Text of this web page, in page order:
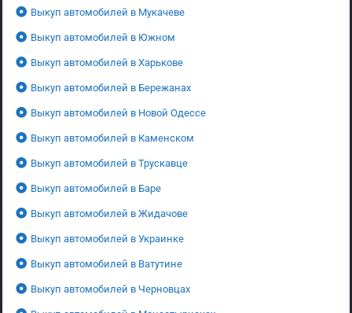
Выкуп автомобилей в Мукачеве
Выкуп автомобилей в Южном
Выкуп автомобилей в Харькове
Выкуп автомобилей в Бережанах
Выкуп автомобилей в Новой Одессе
Выкуп автомобилей в Каменском
Выкуп автомобилей в Трускавце
Выкуп автомобилей в Баре
Выкуп автомобилей в Жидачове
Выкуп автомобилей в Украинке
Выкуп автомобилей в Ватутине
Выкуп автомобилей в Черновцах